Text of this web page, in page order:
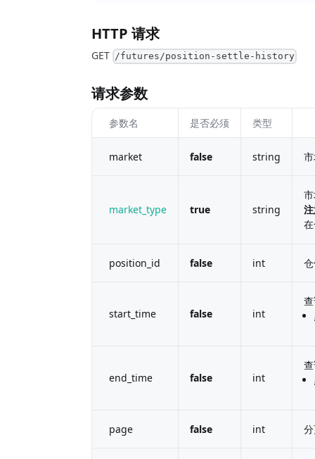
HTTP 请求
GET /futures/position-settle-history
请求参数
参数名 是否必须 类型
market false string
market_type true string
position_id false int
start_time false int
end_time false int
page false int